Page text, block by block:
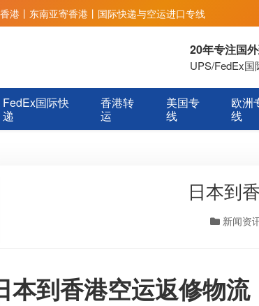
港丨东南亚寄香港丨国际快递与空运进口专线
20年专注国
UPS/FedEx
FedEx国际快
递
香港转
运
美国专
线
欧洲
线
日本到
新闻资
本到香港空运返修物